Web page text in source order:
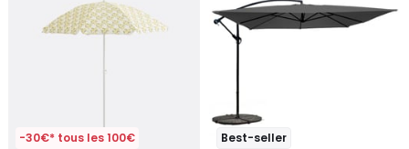
-30€* tous les 100€ Best-seller